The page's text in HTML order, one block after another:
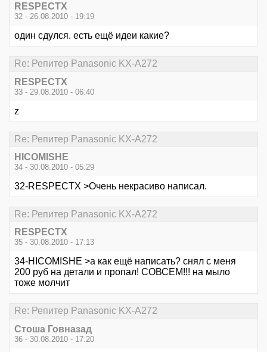
RESPECTX
32 - 26.08.2010 - 19:19
один сдулся. есть ещё идеи какие?
Re: Репитер Panasonic KX-A272
RESPECTX
33 - 29.08.2010 - 06:40
z
Re: Репитер Panasonic KX-A272
HICOMISHE
34 - 30.08.2010 - 05:29
32-RESPECTX >Очень некрасиво написал.
Re: Репитер Panasonic KX-A272
RESPECTX
35 - 30.08.2010 - 17:13
34-HICOMISHE >а как ещё написать? снял с меня
200 руб на детали и пропал! СОВСЕМ!!! на мыло
тоже молчит
Re: Репитер Panasonic KX-A272
Стоша Говназад
36 - 30.08.2010 - 17:20